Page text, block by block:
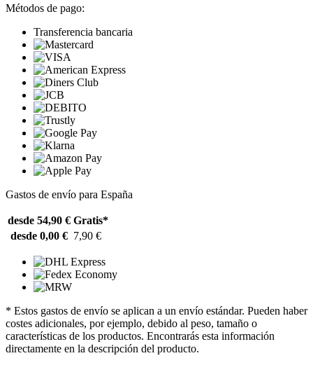
Métodos de pago:
Transferencia bancaria
Gastos de envío para España
desde 54,90 € Gratis*
desde 0,00 € 7,90 €
* Estos gastos de envío se aplican a un envío estándar. Pueden haber
costes adicionales, por ejemplo, debido al peso, tamaño o
características de los productos. Encontrarás esta información
directamente en la descripción del producto.